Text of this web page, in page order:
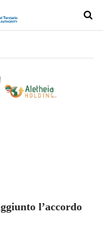
l’accordo